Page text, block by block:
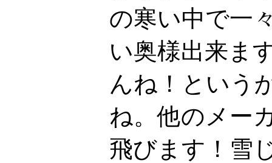
の寒い中で一
い奥様出来ま
んね！という
ね。他のメー
飛びます！雪